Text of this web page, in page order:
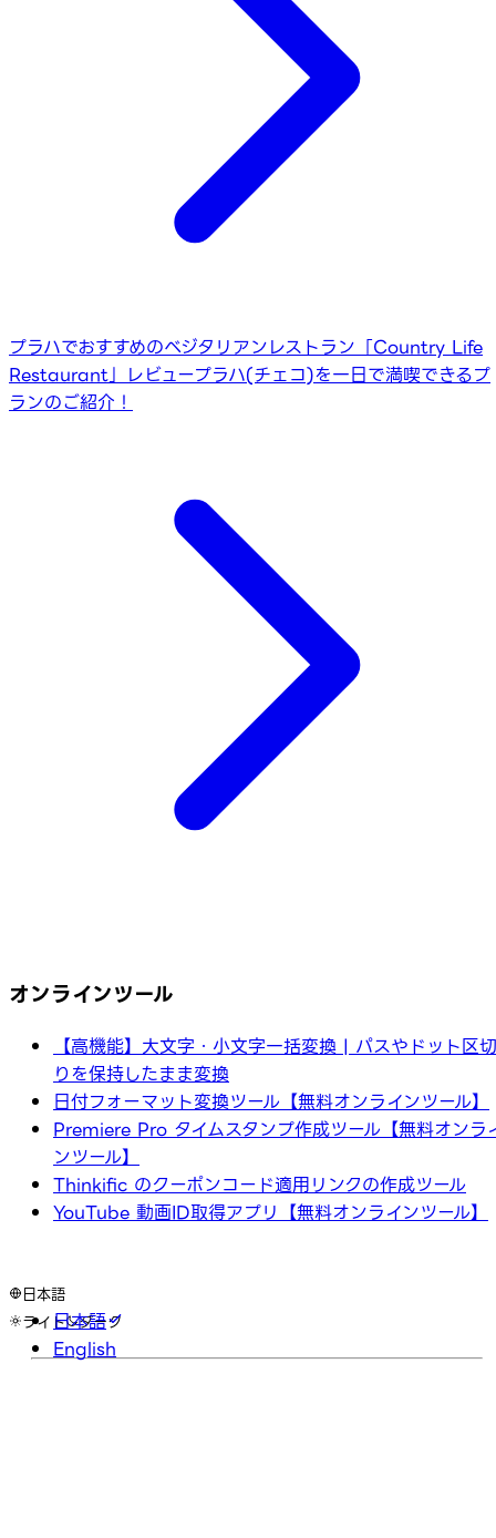
プラハでおすすめのベジタリアンレストラン「Country Life
Restaurant」レビュープラハ(チェコ)を一日で満喫できるプ
ランのご紹介！
オンラインツール
【高機能】大文字・小文字一括変換 | パスやドット区切
りを保持したまま変換
日付フォーマット変換ツール【無料オンラインツール】
Premiere Pro タイムスタンプ作成ツール【無料オンラ
ンツール】
Thinkific のクーポンコード適用リンクの作成ツール
YouTube 動画ID取得アプリ【無料オンラインツール】
日本語
日本語
English
ライト ダーク